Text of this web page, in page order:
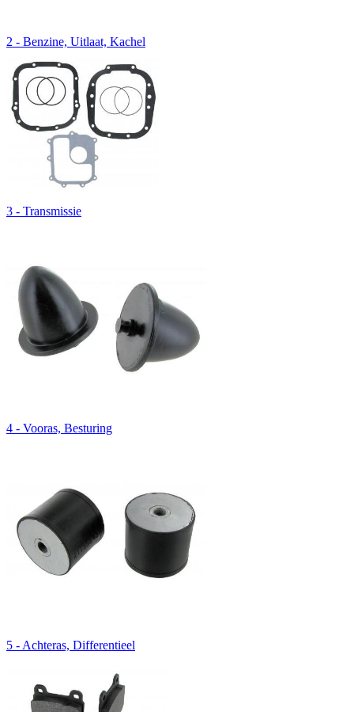
2 - Benzine, Uitlaat, Kachel
3 - Transmissie
4 - Vooras, Besturing
5 - Achteras, Differentieel